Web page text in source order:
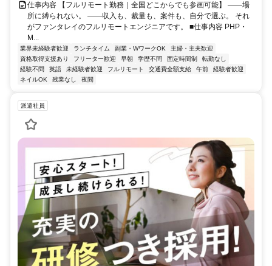
仕事内容 【フルリモート勤務｜全国どこからでも参画可能】 ――場
所に縛られない。 ――収入も、裁量も、案件も、自分で選ぶ。 それ
がファンタレイのフルリモートエンジニアです。 ■仕事内容 PHP・
M...
業界未経験者歓迎 ランチタイム 副業・WワークOK
主婦・主夫歓迎
資格取得支援あり
フリーター歓迎 早朝 学歴不問 固定時間制
転勤なし
経験不問
英語 未経験者歓迎 フルリモート 交通費全額支給 午前
経験者歓迎
ネイルOK
残業なし 夜間
派遣社員